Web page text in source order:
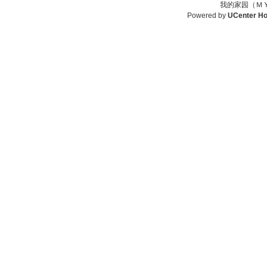
我的家园（
Powered by UCenter